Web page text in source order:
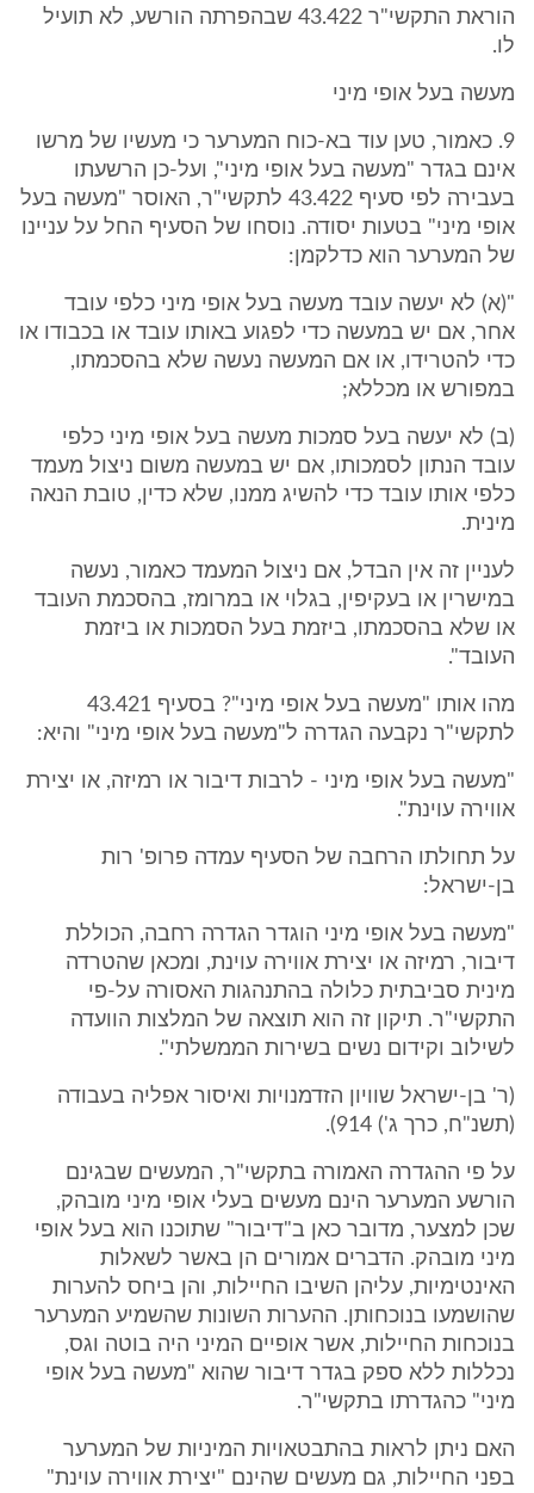
הוראת התקשי"ר 43.422 שבהפרתה הורשע, לא תועיל
לו.
מעשה בעל אופי מיני
9. כאמור, טען עוד בא-כוח המערער כי מעשיו של מרשו
אינם בגדר "מעשה בעל אופי מיני", ועל-כן הרשעתו
בעבירה לפי סעיף 43.422 לתקשי"ר, האוסר "מעשה בעל
אופי מיני" בטעות יסודה. נוסחו של הסעיף החל על עניינו
של המערער הוא כדלקמן:
"(א) לא יעשה עובד מעשה בעל אופי מיני כלפי עובד
אחר, אם יש במעשה כדי לפגוע באותו עובד או בכבודו או
כדי להטרידו, או אם המעשה נעשה שלא בהסכמתו,
במפורש או מכללא;
(ב) לא יעשה בעל סמכות מעשה בעל אופי מיני כלפי
עובד הנתון לסמכותו, אם יש במעשה משום ניצול מעמד
כלפי אותו עובד כדי להשיג ממנו, שלא כדין, טובת הנאה
מינית.
לעניין זה אין הבדל, אם ניצול המעמד כאמור, נעשה
במישרין או בעקיפין, בגלוי או במרומז, בהסכמת העובד
או שלא בהסכמתו, ביזמת בעל הסמכות או ביזמת
העובד".
מהו אותו "מעשה בעל אופי מיני"? בסעיף 43.421
לתקשי"ר נקבעה הגדרה ל"מעשה בעל אופי מיני" והיא:
"מעשה בעל אופי מיני - לרבות דיבור או רמיזה, או יצירת
אווירה עוינת".
על תחולתו הרחבה של הסעיף עמדה פרופ' רות
בן-ישראל:
"מעשה בעל אופי מיני הוגדר הגדרה רחבה, הכוללת
דיבור, רמיזה או יצירת אווירה עוינת, ומכאן שהטרדה
מינית סביבתית כלולה בהתנהגות האסורה על-פי
התקשי"ר. תיקון זה הוא תוצאה של המלצות הוועדה
לשילוב וקידום נשים בשירות הממשלתי".
(ר' בן-ישראל שוויון הזדמנויות ואיסור אפליה בעבודה
(תשנ"ח, כרך ג') 914).
על פי ההגדרה האמורה בתקשי"ר, המעשים שבגינם
הורשע המערער הינם מעשים בעלי אופי מיני מובהק,
שכן למצער, מדובר כאן ב"דיבור" שתוכנו הוא בעל אופי
מיני מובהק. הדברים אמורים הן באשר לשאלות
האינטימיות, עליהן השיבו החיילות, והן ביחס להערות
שהושמעו בנוכחותן. ההערות השונות שהשמיע המערער
בנוכחות החיילות, אשר אופיים המיני היה בוטה וגס,
נכללות ללא ספק בגדר דיבור שהוא "מעשה בעל אופי
מיני" כהגדרתו בתקשי"ר.
האם ניתן לראות בהתבטאויות המיניות של המערער
בפני החיילות, גם מעשים שהינם "יצירת אווירה עוינת"